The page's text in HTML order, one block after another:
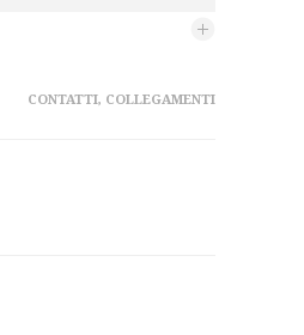
CONTATTI, COLLEGAMENTI